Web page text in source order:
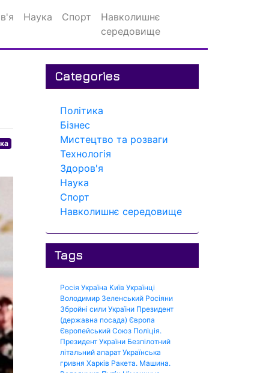
Наука Спорт
Навколишнє
середовище
Categories
Політика
Бізнес
Мистецтво та розваги
Технологія
Здоров'я
Наука
Спорт
Навколишнє середовище
Tags
Росія Україна Київ Українці
Володимир Зеленський Росіяни
Збройні сили України Президент
(державна посада) Європа
Європейський Союз Поліція.
Президент України Безпілотний
літальний апарат Українська
гривня Харків Ракета. Машина.